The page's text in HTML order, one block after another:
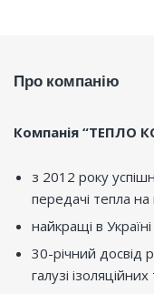
Про компанію
Компанія “ТЕПЛО
з 2012 року
передачі тепла на
найкращі в
30-річний досвід
галузі